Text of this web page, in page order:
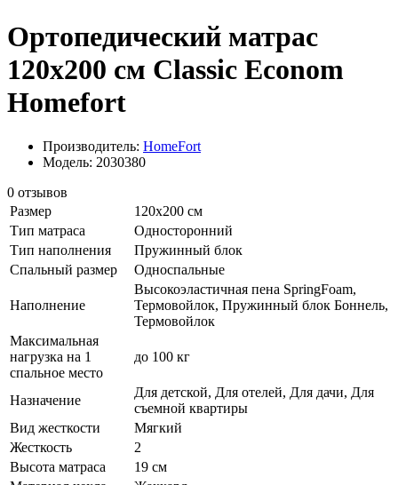
Ортопедический матрас
120х200 см Classic Econom
Homefort
Производитель: HomeFort
Модель: 2030380
0 отзывов
Размер
120х200 см
Тип матраса
Односторонний
Тип наполнения
Пружинный блок
Спальный размер
Односпальные
Наполнение
Высокоэластичная пена SpringFoam,
Термовойлок, Пружинный блок Боннель,
Термовойлок
Максимальная
нагрузка на 1
спальное место
до 100 кг
Назначение
Для детской, Для отелей, Для дачи, Для
съемной квартиры
Вид жесткости
Мягкий
Жесткость
2
Высота матраса
19 см